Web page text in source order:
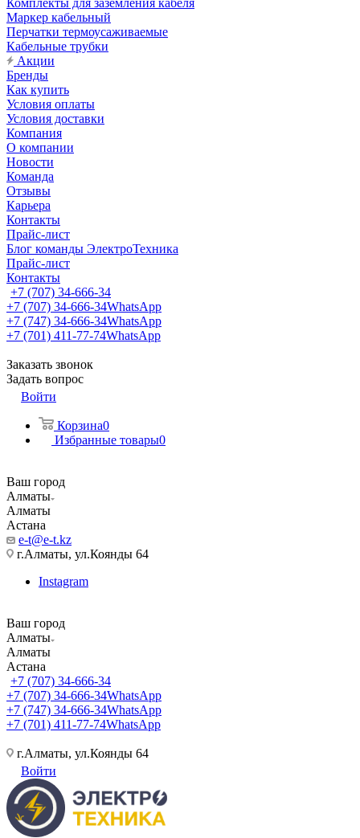
Комплекты для заземления кабеля
Маркер кабельный
Перчатки термоусаживаемые
Кабельные трубки
Акции
Бренды
Как купить
Условия оплаты
Условия доставки
Компания
О компании
Новости
Команда
Отзывы
Карьера
Контакты
Прайс-лист
Блог команды ЭлектроТехника
Прайс-лист
Контакты
+7 (707) 34-666-34
+7 (707) 34-666-34WhatsApp
+7 (747) 34-666-34WhatsApp
+7 (701) 411-77-74WhatsApp
Заказать звонок
Задать вопрос
Войти
Корзина0
Избранные товары0
Ваш город
Алматы
Алматы
Астана
e-t@e-t.kz
г.Алматы, ул.Коянды 64
Instagram
Ваш город
Алматы
Алматы
Астана
+7 (707) 34-666-34
+7 (707) 34-666-34WhatsApp
+7 (747) 34-666-34WhatsApp
+7 (701) 411-77-74WhatsApp
г.Алматы, ул.Коянды 64
Войти